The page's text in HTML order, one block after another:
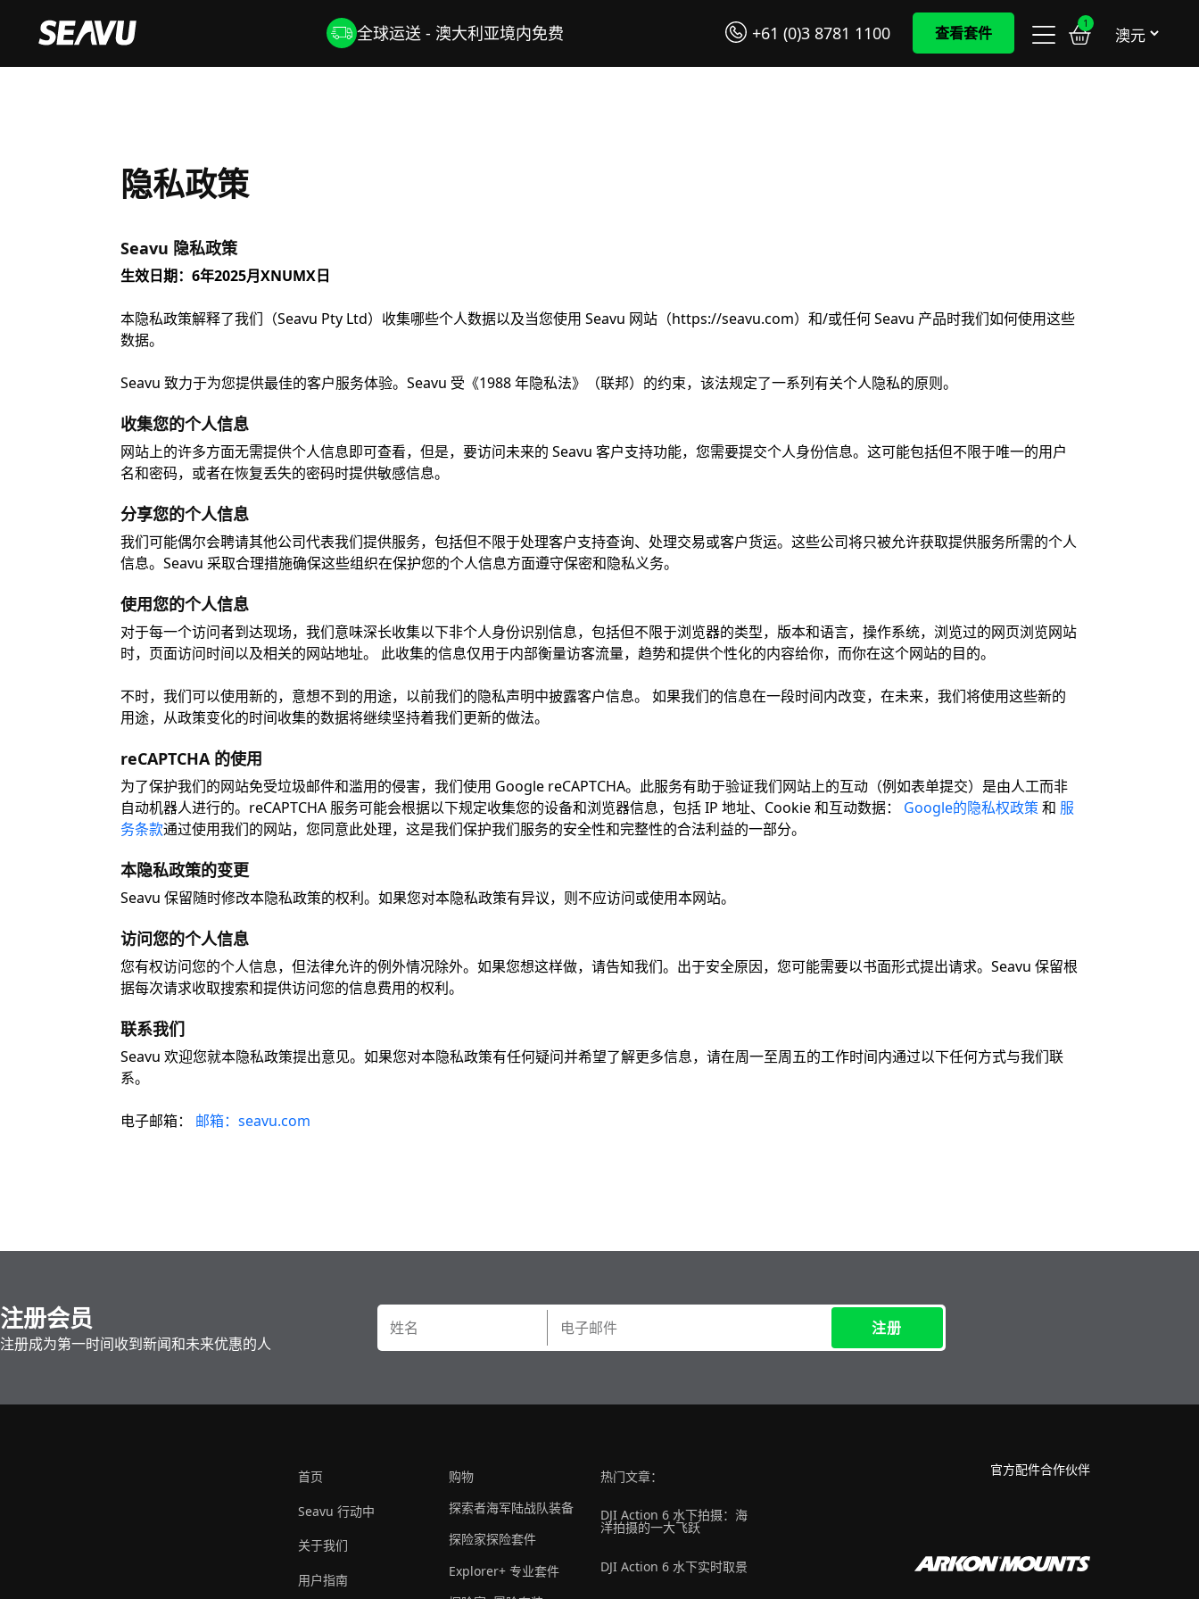
全球运送 - 澳大利亚境内免费 +61 (0)3 8781 1100 查看套件
1
隐私政策
Seavu 隐私政策
生效日期：6年2025月XNUMX日
本隐私政策解释了我们（Seavu Pty Ltd）收集哪些个人数据以及当您使用 Seavu 网站（https://seavu.com）和/或任何 Seavu 产品时我们如何使用这些
数据。
Seavu 致力于为您提供最佳的客户服务体验。Seavu 受《1988 年隐私法》（联邦）的约束，该法规定了一系列有关个人隐私的原则。
收集您的个人信息
网站上的许多方面无需提供个人信息即可查看，但是，要访问未来的 Seavu 客户支持功能，您需要提交个人身份信息。这可能包括但不限于唯一的用户
名和密码，或者在恢复丢失的密码时提供敏感信息。
分享您的个人信息
我们可能偶尔会聘请其他公司代表我们提供服务，包括但不限于处理客户支持查询、处理交易或客户货运。这些公司将只被允许获取提供服务所需的个人
信息。Seavu 采取合理措施确保这些组织在保护您的个人信息方面遵守保密和隐私义务。
使用您的个人信息
对于每一个访问者到达现场，我们意味深长收集以下非个人身份识别信息，包括但不限于浏览器的类型，版本和语言，操作系统，浏览过的网页浏览网站
时，页面访问时间以及相关的网站地址。 此收集的信息仅用于内部衡量访客流量，趋势和提供个性化的内容给你，而你在这个网站的目的。
不时，我们可以使用新的，意想不到的用途，以前我们的隐私声明中披露客户信息。 如果我们的信息在一段时间内改变，在未来，我们将使用这些新的
用途，从政策变化的时间收集的数据将继续坚持着我们更新的做法。
reCAPTCHA 的使用
为了保护我们的网站免受垃圾邮件和滥用的侵害，我们使用 Google reCAPTCHA。此服务有助于验证我们网站上的互动（例如表单提交）是由人工而非
自动机器人进行的。reCAPTCHA 服务可能会根据以下规定收集您的设备和浏览器信息，包括 IP 地址、Cookie 和互动数据： Google的隐私权政策 和 服
务条款通过使用我们的网站，您同意此处理，这是我们保护我们服务的安全性和完整性的合法利益的一部分。
本隐私政策的变更
Seavu 保留随时修改本隐私政策的权利。如果您对本隐私政策有异议，则不应访问或使用本网站。
访问您的个人信息
您有权访问您的个人信息，但法律允许的例外情况除外。如果您想这样做，请告知我们。出于安全原因，您可能需要以书面形式提出请求。Seavu 保留根
据每次请求收取搜索和提供访问您的信息费用的权利。
联系我们
Seavu 欢迎您就本隐私政策提出意见。如果您对本隐私政策有任何疑问并希望了解更多信息，请在周一至周五的工作时间内通过以下任何方式与我们联
系。
电子邮箱： 邮箱：seavu.com
注册会员
注册成为第一时间收到新闻和未来优惠的人
注册
首页
Seavu 行动中
关于我们
用户指南
购物
探索者海军陆战队装备
探险家探险套件
Explorer+ 专业套件
热门文章：
DJI Action 6 水下拍摄：海
洋拍摄的一大飞跃
DJI Action 6 水下实时取景
官方配件合作伙伴